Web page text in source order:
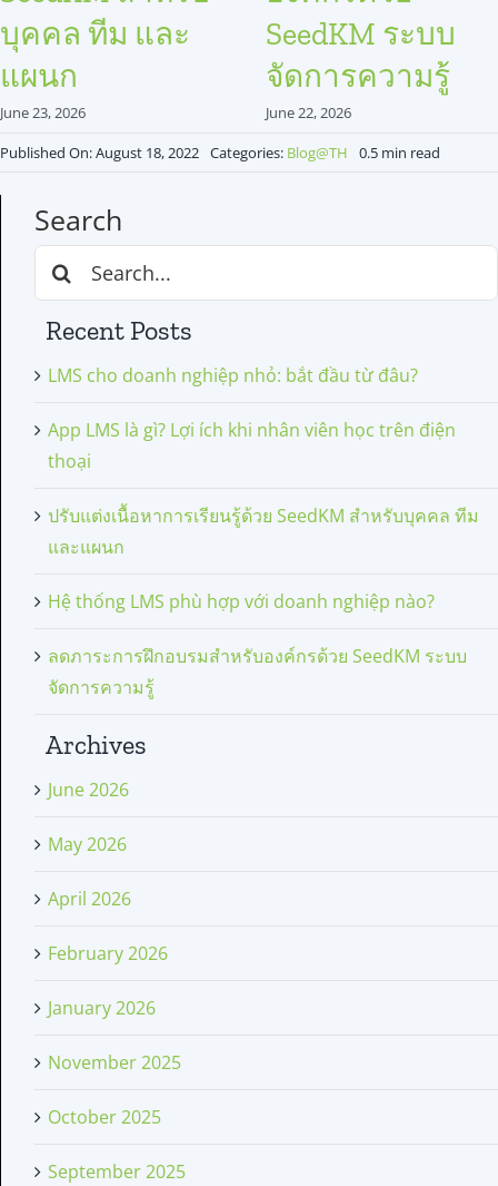
บุคคล ทีม และ
แผนก
June 23, 2026
SeedKM ระบบ
จัดการความรู้
June 22, 2026
Published On: August 18, 2022 Categories: Blog@TH 0.5 min read
Search
Search
for:
Recent Posts
LMS cho doanh nghiệp nhỏ: bắt đầu từ đâu?
App LMS là gì? Lợi ích khi nhân viên học trên điện
thoại
ปรับแต่งเนื้อหาการเรียนรู้ด้วย SeedKM สำหรับบุคคล ทีม
และแผนก
Hệ thống LMS phù hợp với doanh nghiệp nào?
ลดภาระการฝึกอบรมสำหรับองค์กรด้วย SeedKM ระบบ
จัดการความรู้
Archives
June 2026
May 2026
April 2026
February 2026
January 2026
November 2025
October 2025
September 2025